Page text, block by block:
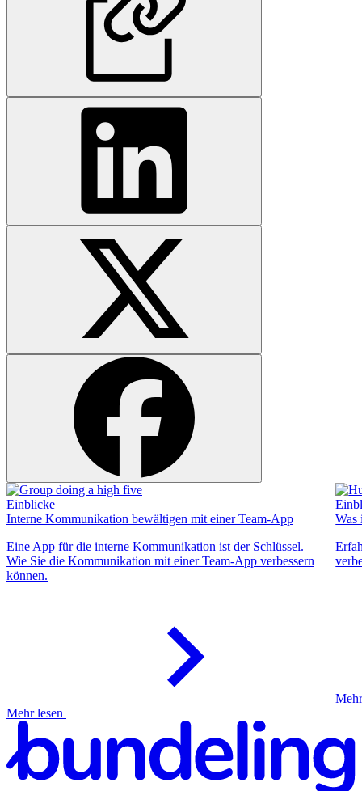
Einblicke
Interne Kommunikation bewältigen mit einer Team-App
Eine App für die interne Kommunikation ist der Schlüssel.
Wie Sie die Kommunikation mit einer Team-App verbessern
können.
Mehr lesen
Was